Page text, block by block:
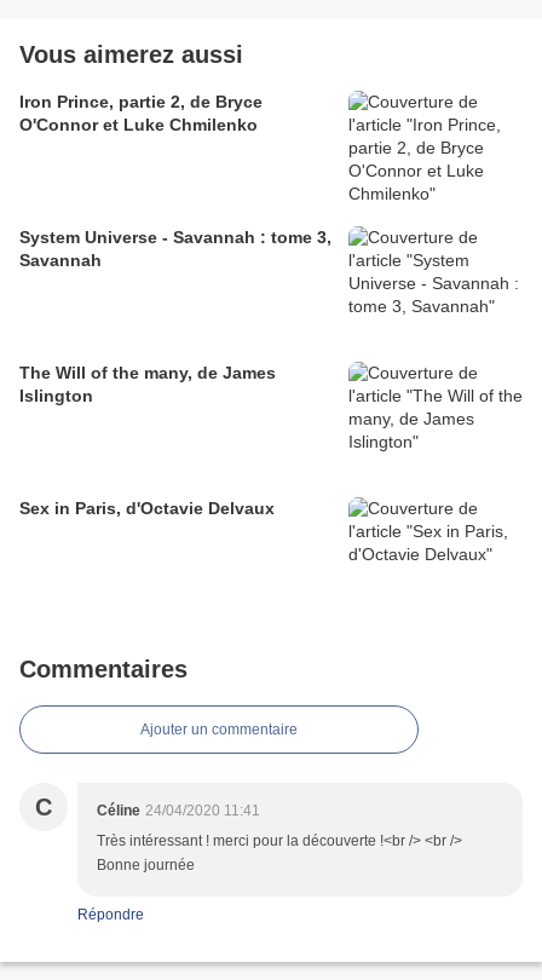
Vous aimerez aussi
Iron Prince, partie 2, de Bryce
O'Connor et Luke Chmilenko
System Universe - Savannah : tome 3,
Savannah
The Will of the many, de James
Islington
Sex in Paris, d'Octavie Delvaux
Commentaires
Ajouter un commentaire
C Céline 24/04/2020 11:41
Très intéressant ! merci pour la découverte !<br /> <br />
Bonne journée
Répondre